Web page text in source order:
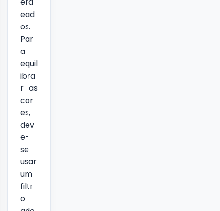
ead
os.
Par
a
equil
ibra
r as
cor
es,
dev
e-
se
usar
um
filtr
o